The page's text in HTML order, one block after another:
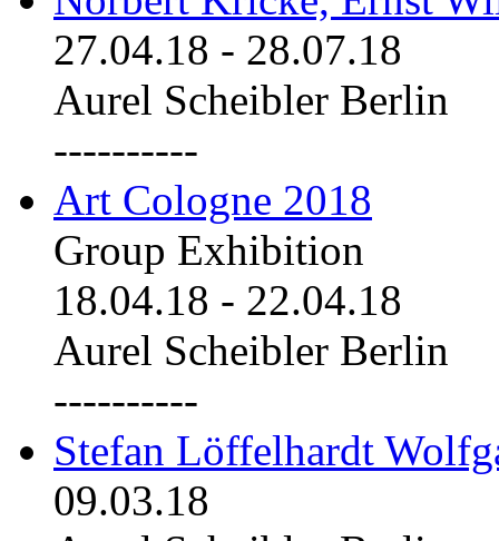
27.04.18 - 28.07.18
Aurel Scheibler Berlin
----------
Art Cologne 2018
Group Exhibition
18.04.18 - 22.04.18
Aurel Scheibler Berlin
----------
Stefan Löffelhardt
09.03.18